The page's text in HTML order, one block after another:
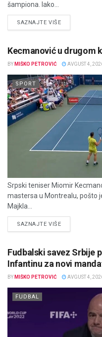
šampiona. Iako...
SAZNAJTE VIŠEDETAILS
Kecmanović u drugom
BY MIŠKO PETROVIĆ AVGUST 4,
SPORT
Srpski teniser Miomir
mastersa u Montrealu, pošto
Majkla...
SAZNAJTE VIŠEDETAILS
Fudbalski savez Srbije
Infantinu za novi
BY MIŠKO PETROVIĆ AVGUST 4,
FUDBAL